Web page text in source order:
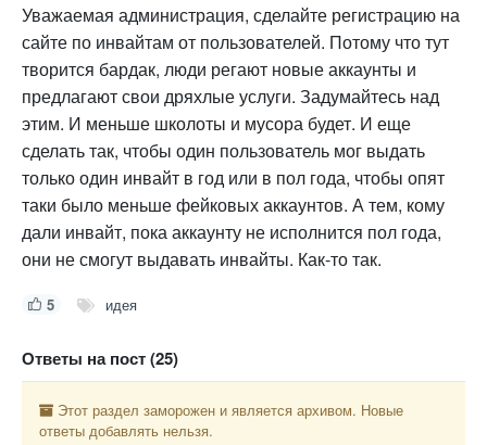
Уважаемая администрация, сделайте регистрацию на
сайте по инвайтам от пользователей. Потому что тут
творится бардак, люди регают новые аккаунты и
предлагают свои дряхлые услуги. Задумайтесь над
этим. И меньше школоты и мусора будет. И еще
сделать так, чтобы один пользователь мог выдать
только один инвайт в год или в пол года, чтобы опят
таки было меньше фейковых аккаунтов. А тем, кому
дали инвайт, пока аккаунту не исполнится пол года,
они не смогут выдавать инвайты. Как-то так.
5 идея
Ответы на пост (25)
Этот раздел заморожен и является архивом. Новые
ответы добавлять нельзя.